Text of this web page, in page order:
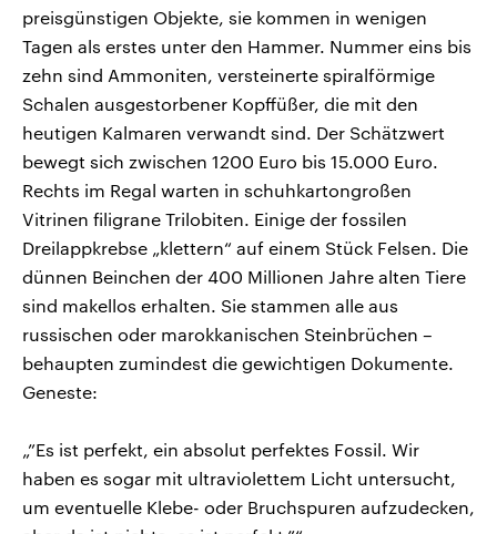
preisgünstigen Objekte, sie kommen in wenigen
Tagen als erstes unter den Hammer. Nummer eins bis
zehn sind Ammoniten, versteinerte spiralförmige
Schalen ausgestorbener Kopffüßer, die mit den
heutigen Kalmaren verwandt sind. Der Schätzwert
bewegt sich zwischen 1200 Euro bis 15.000 Euro.
Rechts im Regal warten in schuhkartongroßen
Vitrinen filigrane Trilobiten. Einige der fossilen
Dreilappkrebse „klettern“ auf einem Stück Felsen. Die
dünnen Beinchen der 400 Millionen Jahre alten Tiere
sind makellos erhalten. Sie stammen alle aus
russischen oder marokkanischen Steinbrüchen –
behaupten zumindest die gewichtigen Dokumente.
Geneste:
„”Es ist perfekt, ein absolut perfektes Fossil. Wir
haben es sogar mit ultraviolettem Licht untersucht,
um eventuelle Klebe- oder Bruchspuren aufzudecken,